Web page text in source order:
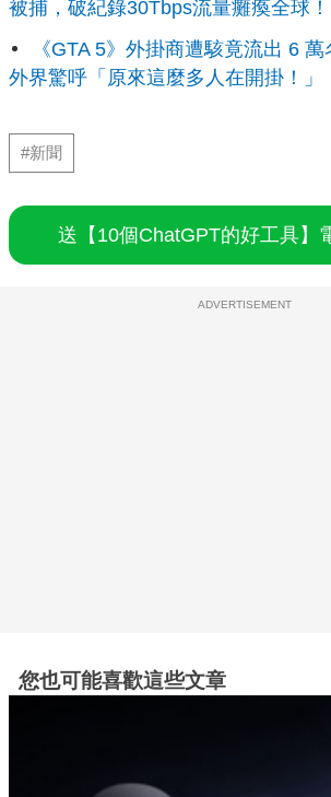
被捕，破紀錄30Tbps流量癱瘓全球！
《GTA 5》外掛商遭駭竟流出 6 萬
外界驚呼「原來這麼多人在開掛！」
#新聞
送【10個ChatGPT的好工具】
ADVERTISEMENT
您也可能喜歡這些文章